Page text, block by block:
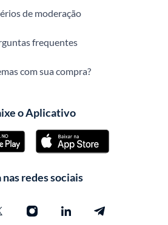
de moderação
frequentes
com sua compra?
o Aplicativo
nas redes sociais